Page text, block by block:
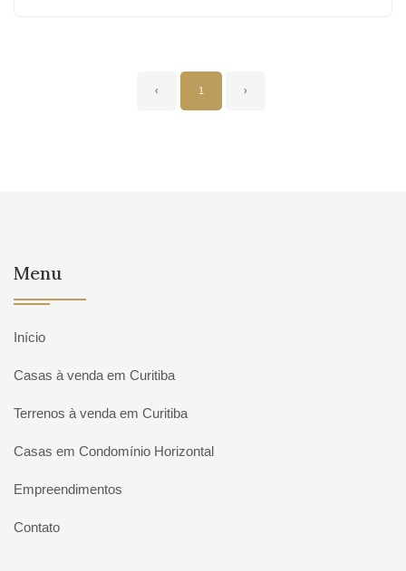
‹ 1 ›
Menu
Início
Casas à venda em Curitiba
Terrenos à venda em Curitiba
Casas em Condomínio Horizontal
Empreendimentos
Contato